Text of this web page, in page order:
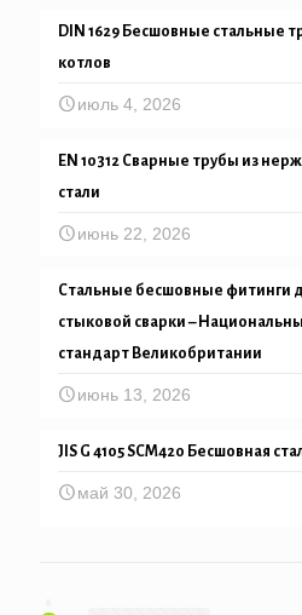
DIN 1629 Бесшовные стальные
котлов
июль 4, 2026
EN 10312 Сварные трубы из
стали
июнь 22, 2026
Стальные бесшовные фитинги
стыковой сварки –
стандарт Великобритании
июнь 13, 2026
JIS G 4105 SCM420 Бесшовная
май 30, 2026